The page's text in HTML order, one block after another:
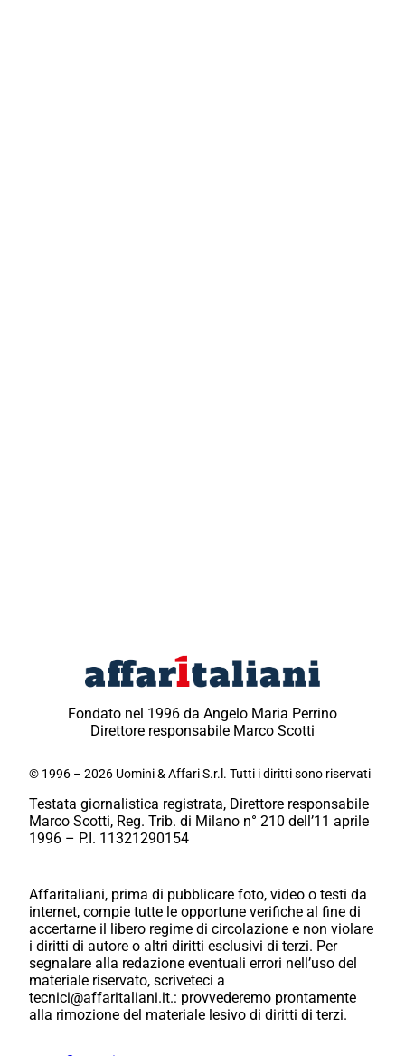
Fondato nel 1996 da Angelo Maria Perrino
Direttore responsabile Marco Scotti
© 1996 – 2026 Uomini & Affari S.r.l. Tutti i diritti sono riservati
Testata giornalistica registrata, Direttore responsabile
Marco Scotti, Reg. Trib. di Milano n° 210 dell’11 aprile
1996 – P.I. 11321290154
Affaritaliani, prima di pubblicare foto, video o testi da
internet, compie tutte le opportune verifiche al fine di
accertarne il libero regime di circolazione e non violare
i diritti di autore o altri diritti esclusivi di terzi. Per
segnalare alla redazione eventuali errori nell’uso del
materiale riservato, scriveteci a
tecnici@affaritaliani.it.: provvederemo prontamente
alla rimozione del materiale lesivo di diritti di terzi.